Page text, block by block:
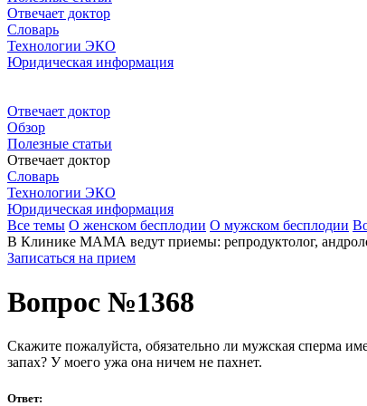
Отвечает доктор
Словарь
Технологии ЭКО
Юридическая информация
Отвечает доктор
Обзор
Полезные статьи
Отвечает доктор
Словарь
Технологии ЭКО
Юридическая информация
Все темы О женском бесплодии О мужском бесплодии
В Клинике МАМА ведут приемы: репродуктолог,
Записаться на прием
Вопрос №1368
Скажите пожалуйста, обязательно ли мужская сперма
запах? У моего ужа она ничем не пахнет.
Ответ: